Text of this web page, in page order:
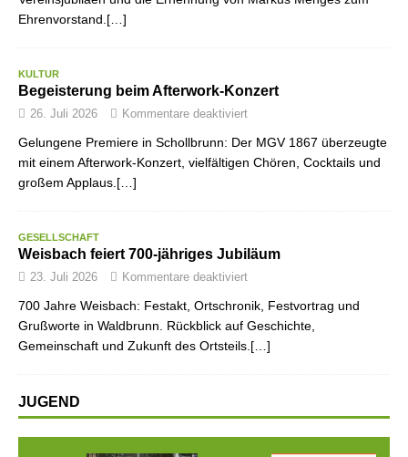
Ehrenvorstand.[…]
KULTUR
Begeisterung beim Afterwork-Konzert
26. Juli 2026 Kommentare deaktiviert
Gelungene Premiere in Schollbrunn: Der MGV 1867 überzeugte
mit einem Afterwork-Konzert, vielfältigen Chören, Cocktails und
großem Applaus.[…]
GESELLSCHAFT
Weisbach feiert 700-jähriges Jubiläum
23. Juli 2026 Kommentare deaktiviert
700 Jahre Weisbach: Festakt, Ortschronik, Festvortrag und
Grußworte in Waldbrunn. Rückblick auf Geschichte,
Gemeinschaft und Zukunft des Ortsteils.[…]
JUGEND